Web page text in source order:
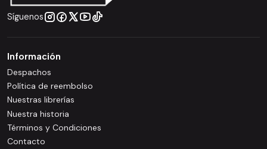
Síguenos
Información
Despachos
Política de reembolso
Nuestras librerías
Nuestra historia
Términos y Condiciones
Contacto